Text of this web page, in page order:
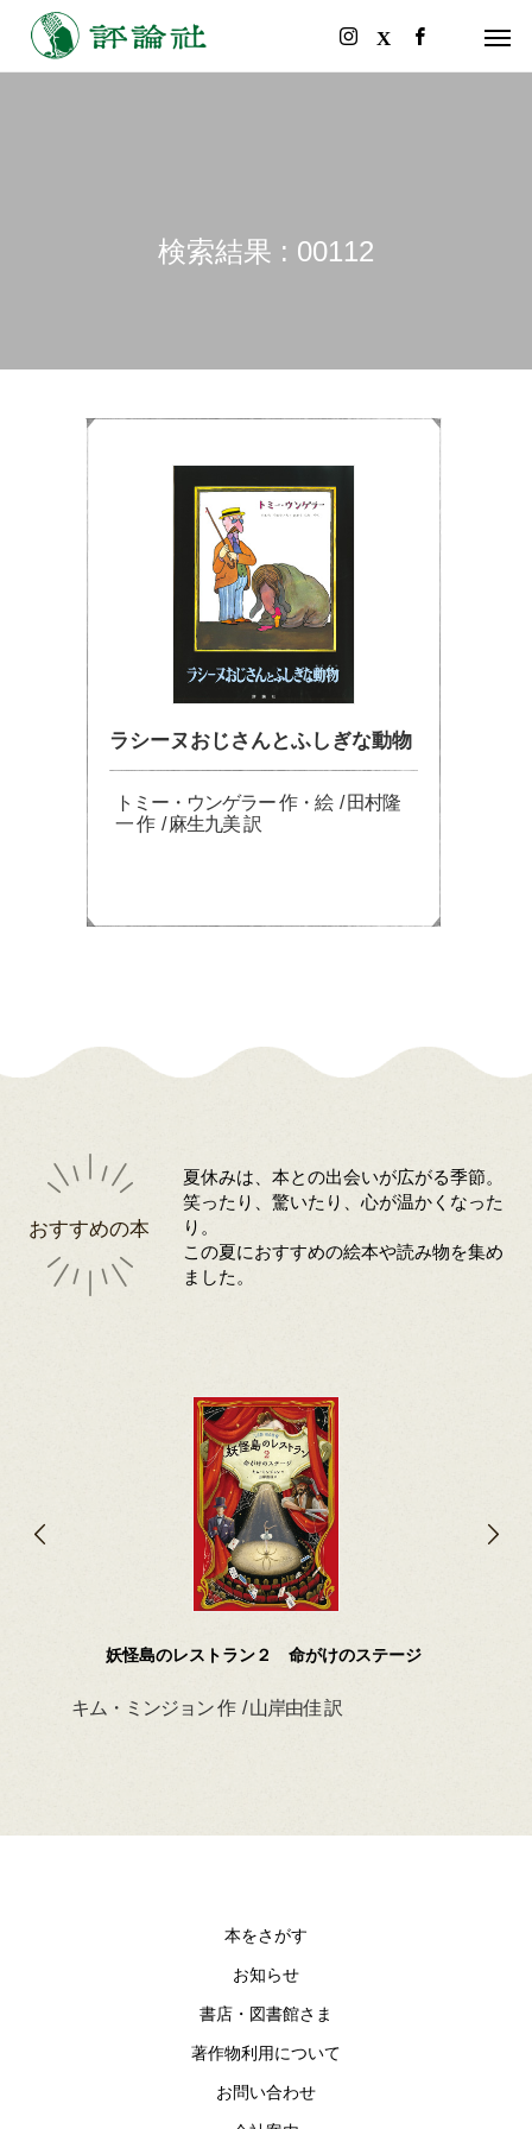
検索結果 : 00112
ラシーヌおじさんとふしぎな動物
トミー・ウンゲラー 作・絵 / 田村隆
一 作 / 麻生九美 訳
おすすめの本
夏休みは、本との出会いが広がる季節。
笑ったり、驚いたり、心が温かくなった
り。
この夏におすすめの絵本や読み物を集め
ました。
妖怪島のレストラン２ 命がけのステージ
キム・ミンジョン 作 / 山岸由佳 訳
本をさがす
お知らせ
書店・図書館さま
著作物利用について
お問い合わせ